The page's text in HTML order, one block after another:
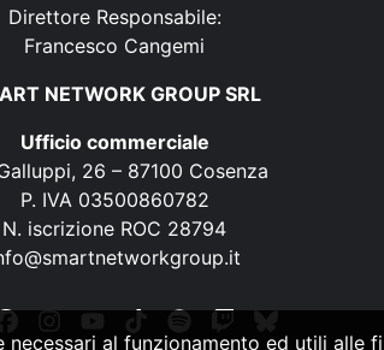
Direttore Responsabile:
Francesco Cangemi
NETWORK GROUP SRL
Ufficio commerciale
26 – 87100 Cosenza
P. IVA 03500860782
N. iscrizione ROC 28794
al funzionamento ed utili alle